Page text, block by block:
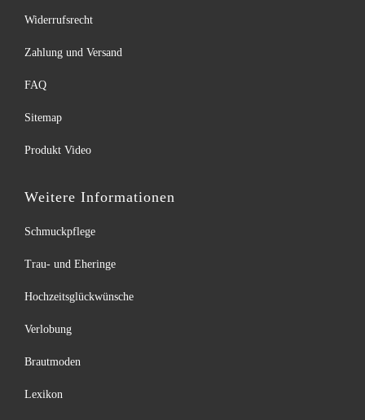
Widerrufsrecht
Zahlung und Versand
FAQ
Sitemap
Produkt Video
Weitere Informationen
Schmuckpflege
Trau- und Eheringe
Hochzeitsglückwünsche
Verlobung
Brautmoden
Lexikon